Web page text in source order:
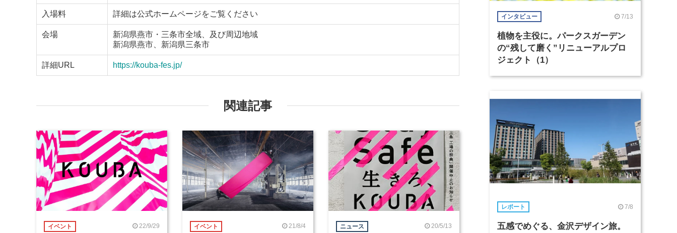
入場料 詳細は公式ホームページをご覧ください
会場
新潟県燕市・三条市全域、及び周辺地域
新潟県燕市、新潟県三条市
詳細URL https://kouba-fes.jp/
関連記事
イベント 22/9/29 イベント 21/8/4 ニュース 20/5/13
インタビュー 7/13
植物を主役に。パークスガーデン
の“残して磨く”リニューアルプロ
ジェクト（1）
レポート 7/8
五感でめぐる、金沢デザイン旅。